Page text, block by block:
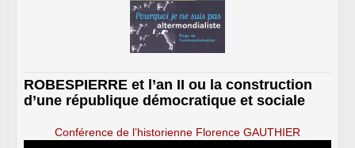
ROBESPIERRE et l’an II ou la construction
d’une république démocratique et sociale
Conférence de l’historienne Florence GAUTHIER